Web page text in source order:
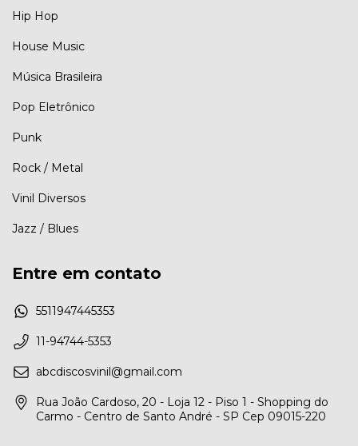
Hip Hop
House Music
Música Brasileira
Pop Eletrônico
Punk
Rock / Metal
Vinil Diversos
Jazz / Blues
Entre em contato
5511947445353
11-94744-5353
abcdiscosvinil@gmail.com
Rua João Cardoso, 20 - Loja 12 - Piso 1 - Shopping do
Carmo - Centro de Santo André - SP Cep 09015-220